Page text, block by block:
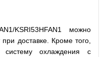
KSRI53HFAN1 можно
доставке. Кроме того,
систему охлаждения с